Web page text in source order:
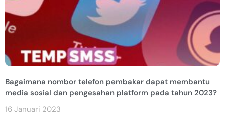
Bagaimana nombor telefon pembakar dapat membantu
media sosial dan pengesahan platform pada tahun 2023?
16 Januari 2023